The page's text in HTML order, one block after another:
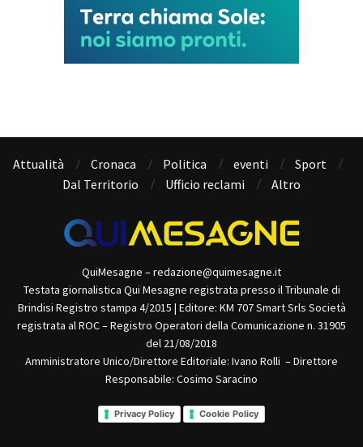
Attualità Cronaca Politica eventi
Sport
Dal Territorio
Ufficio reclami Altro
QuiMesagne – redazione@quimesagne.it
Testata giornalistica Qui Mesagne registrata presso il Tribunale di
Brindisi Registro stampa 4/2015 | Editore: KM 707 Smart Srls Società
registrata al ROC – Registro Operatori della Comunicazione n. 31905
del 21/08/2018
Amministratore Unico/Direttore Editoriale: Ivano Rolli – Direttore
Responsabile: Cosimo Saracino
Privacy Policy Cookie Policy